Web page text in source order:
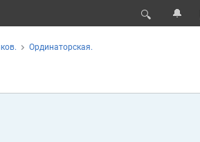
🔍 🔔
Ординаторская.